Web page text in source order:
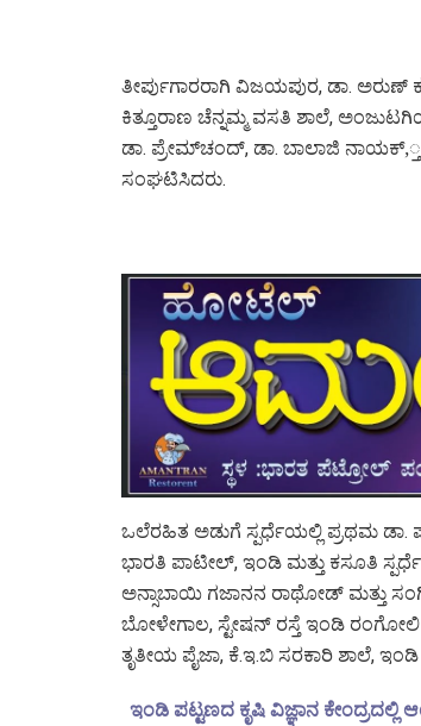
ತೀರ್ಪುಗಾರರಾಗಿ ವಿಜಯಪುರ, ಡಾ. ಅರುಣ್
ಕಿತ್ತೂರಾಣ ಚೆನ್ನಮ್ಮ ವಸತಿ ಶಾಲೆ,
ಡಾ. ಪ್ರೇಮ್‌ಚಂದ್, ಡಾ. ಬಾಲಾಜಿ
ಸಂಘಟಿಸಿದರು.
ಒಲೆರಹಿತ ಅಡುಗೆ ಸ್ಪರ್ಧೆಯಲ್ಲಿ ಪ್ರಥಮ
ಭಾರತಿ ಪಾಟೀಲ್, ಇಂಡಿ ಮತ್ತು ಕಸೂತಿ
ಅನ್ಸಾಬಾಯಿ ಗಜಾನನ ರಾಥೋಡ್ ಮತ್ತು
ಬೋಳೇಗಾಲ, ಸ್ಟೇಷನ್ ರಸ್ತೆ ಇಂಡಿ
ತೃತೀಯ ಪೈಜಾ, ಕೆ.ಇ.ಬಿ ಸರಕಾರಿ ಶಾಲೆ,
ಇಂಡಿ ಪಟ್ಟಣದ ಕೃಷಿ ವಿಜ್ಞಾನ